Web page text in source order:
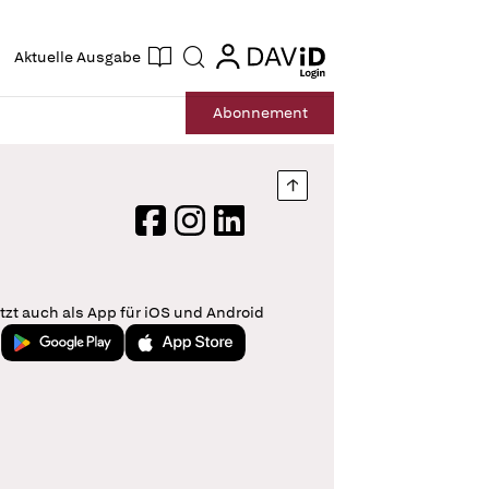
Aktuelle Ausgabe Suche login
login
Abonnement
Nach oben springen
FacebookInstagram
LinkedIn
auch als App für iOS und Android
Jetzt bei Google PlayLaden im App Store